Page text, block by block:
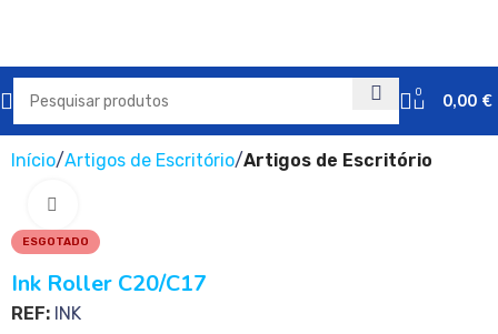
0 0,00 €
Início Artigos de Escritório Artigos de Escritório
ESGOTADO
Ink Roller C20/C17
REF: INK